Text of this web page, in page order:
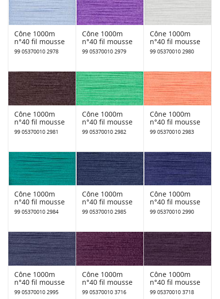
Cône 1000m
n°40 fil mousse
99 05370010 2978
Cône 1000m
n°40 fil mousse
99 05370010 2979
Cône 1000m
n°40 fil mousse
99 05370010 2980
Cône 1000m
n°40 fil mousse
99 05370010 2981
Cône 1000m
n°40 fil mousse
99 05370010 2982
Cône 1000m
n°40 fil mousse
99 05370010 2983
Cône 1000m
n°40 fil mousse
99 05370010 2984
Cône 1000m
n°40 fil mousse
99 05370010 2985
Cône 1000m
n°40 fil mousse
99 05370010 2990
Cône 1000m
n°40 fil mousse
99 05370010 2995
Cône 1000m
n°40 fil mousse
99 05370010 3716
Cône 1000m
n°40 fil mousse
99 05370010 3718